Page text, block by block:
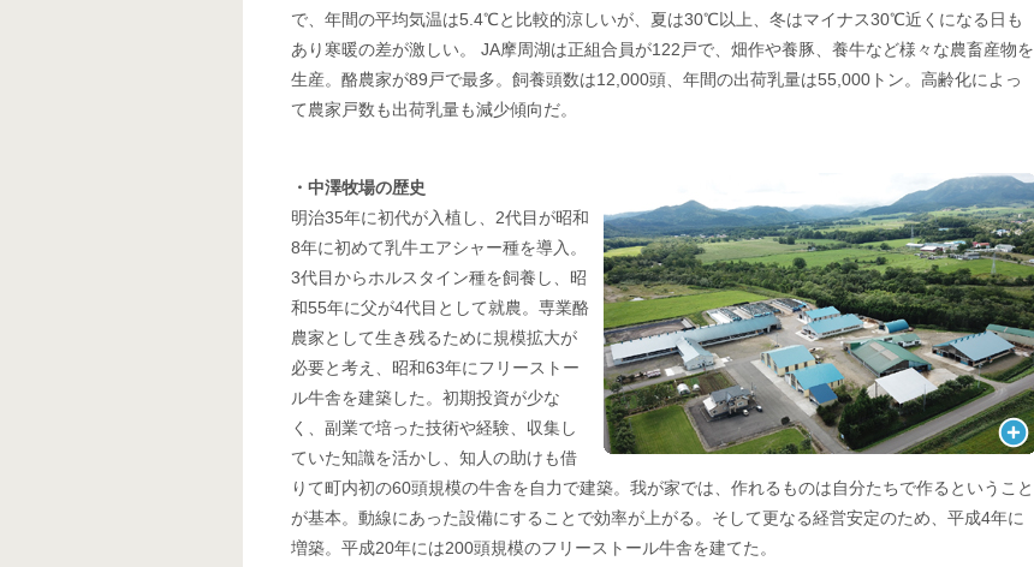
で、年間の平均気温は5.4℃と比較的涼しいが、夏は30℃以上、冬はマイナス30℃近くになる日も
あり寒暖の差が激しい。 JA摩周湖は正組合員が122戸で、畑作や養豚、養牛など様々な農畜産物を
生産。酪農家が89戸で最多。飼養頭数は12,000頭、年間の出荷乳量は55,000トン。高齢化によっ
て農家戸数も出荷乳量も減少傾向だ。
・中澤牧場の歴史
明治35年に初代が入植し、2代目が昭和
8年に初めて乳牛エアシャー種を導入。
3代目からホルスタイン種を飼養し、昭
和55年に父が4代目として就農。専業酪
農家として生き残るために規模拡大が
必要と考え、昭和63年にフリーストー
ル牛舎を建築した。初期投資が少な
く、副業で培った技術や経験、収集し
ていた知識を活かし、知人の助けも借
りて町内初の60頭規模の牛舎を自力で建築。我が家では、作れるものは自分たちで作るということ
が基本。動線にあった設備にすることで効率が上がる。そして更なる経営安定のため、平成4年に
増築。平成20年には200頭規模のフリーストール牛舎を建てた。